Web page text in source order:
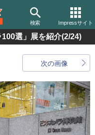
検索 Impressサイト
選」展を紹介(2/24)
次の画像